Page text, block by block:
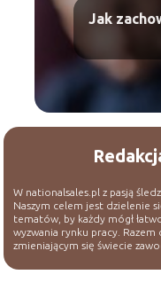
Jak
W nationalsales.pl z pasją
Naszym celem jest dzielenie
tematów, by każdy mógł
wyzwania rynku pracy.
zmieniającym się świecie